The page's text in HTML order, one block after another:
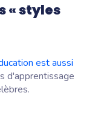
« styles
est aussi
d'apprentissage